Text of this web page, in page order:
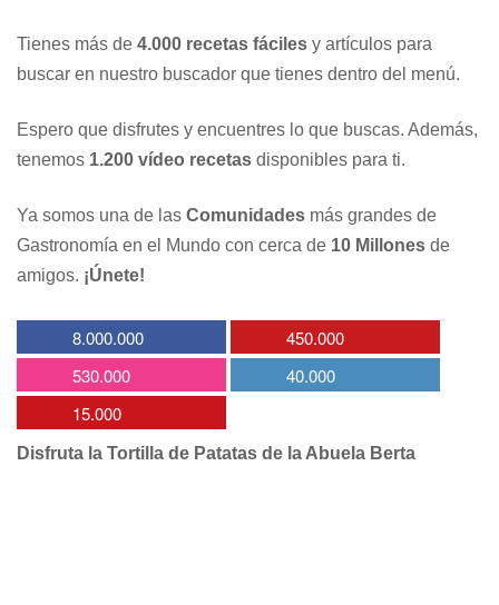
Tienes más de 4.000 recetas fáciles y artículos para
buscar en nuestro buscador que tienes dentro del menú.
Espero que disfrutes y encuentres lo que buscas. Además,
tenemos 1.200 vídeo recetas disponibles para ti.
Ya somos una de las Comunidades más grandes de
Gastronomía en el Mundo con cerca de 10 Millones de
amigos. ¡Únete!
8.000.000
450.000
530.000
40.000
15.000
Disfruta la Tortilla de Patatas de la Abuela Berta